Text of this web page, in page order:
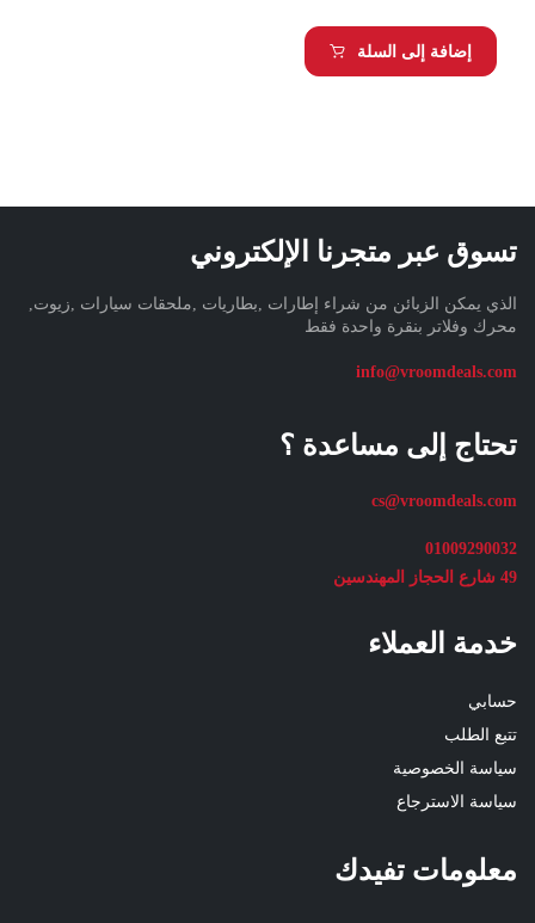
إضافة إلى السلة
تسوق عبر متجرنا الإلكتروني
الذي يمكن الزبائن من شراء إطارات ,بطاريات ,ملحقات سيارات ,زيوت,
محرك وفلاتر بنقرة واحدة فقط
info@vroomdeals.com
تحتاج إلى مساعدة ؟
cs@vroomdeals.com
01009290032
49 شارع الحجاز المهندسين
خدمة العملاء
حسابي
تتبع الطلب
سياسة الخصوصية
سياسة الاسترجاع
معلومات تفيدك